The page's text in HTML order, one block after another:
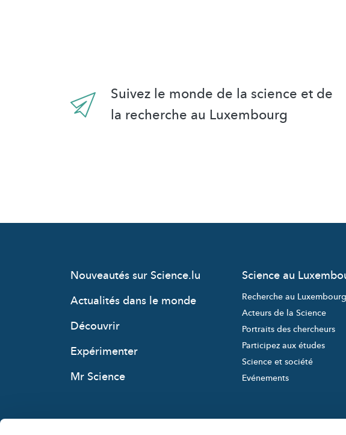
Suivez le monde de la science et de
la recherche au Luxembourg
Nouveautés sur Science.lu
Actualités dans le monde
Découvrir
Expérimenter
Mr Science
Science au
Recherche au Luxembourg
Acteurs de la Science
Portraits des chercheurs
Participez aux études
Science et société
Evénements